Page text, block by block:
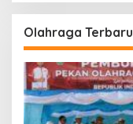
Olahraga Terbaru